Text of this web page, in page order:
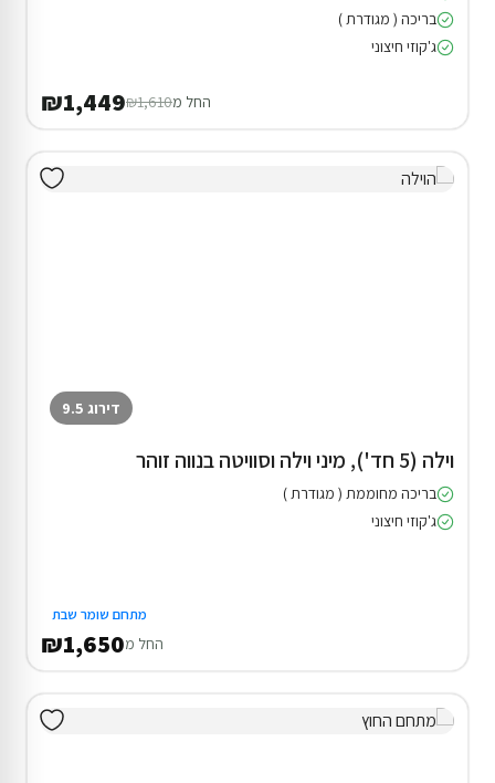
בריכה ( מגודרת )
ג'קוזי חיצוני
החל מ₪1,610
₪1,449
דירוג 9.5
וילה (5 חד'), מיני וילה וסוויטה בנווה זוהר
בריכה מחוממת ( מגודרת )
ג'קוזי חיצוני
מתחם שומר שבת
החל מ₪1,650